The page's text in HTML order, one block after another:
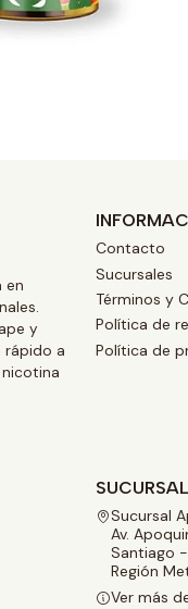
en
y
rápido a
Contacto
Sucursales
Términos y
Política de
Política de
Sucursal
Av.
Santiago
Región
Ver más